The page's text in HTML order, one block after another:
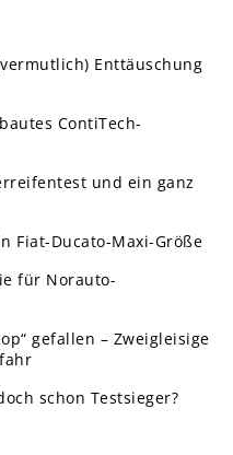
Enttäuschung
ContiTech-
und ein ganz
Fiat-Ducato-Maxi-Größe
für Norauto-
gefallen – Zweigleisige
schon Testsieger?